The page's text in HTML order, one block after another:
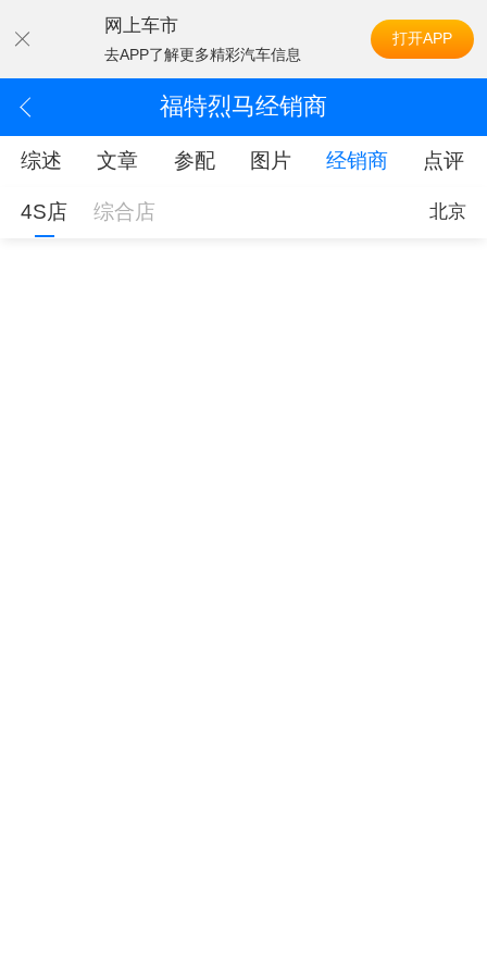
网上车市
去APP了解更多精彩汽车信息
打开APP
福特烈马经销商
综述 文章 参配 图片 经销商 点评
4S店 综合店 北京